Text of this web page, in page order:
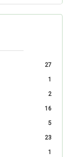
27
1
2
16
5
23
1